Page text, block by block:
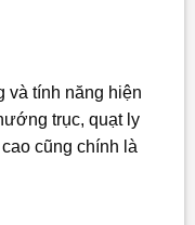
và tính năng hiện
trục, quạt ly
cũng chính là